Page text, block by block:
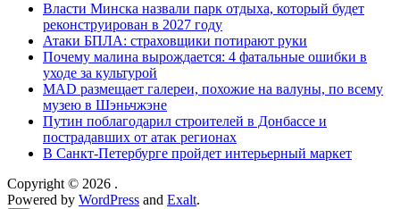
Власти Минска назвали парк отдыха, который будет
реконструирован в 2027 году
Атаки БПЛА: страховщики потирают руки
Почему малина вырождается: 4 фатальные ошибки в
уходе за культурой
MAD размещает галереи, похожие на валуны, по всему
музею в Шэньчжэне
Путин поблагодарил строителей в Донбассе и
пострадавших от атак регионах
В Санкт-Петербурге пройдет интерьерный маркет
Copyright © 2026 .
Powered by WordPress and Exalt.